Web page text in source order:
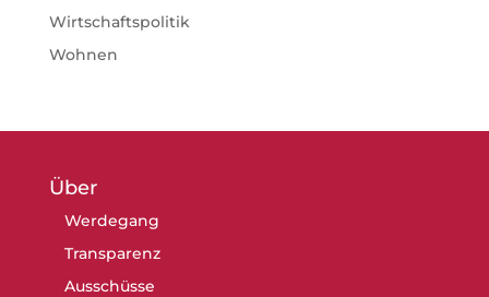
Wirtschaftspolitik
Wohnen
Über
Werdegang
Transparenz
Ausschüsse